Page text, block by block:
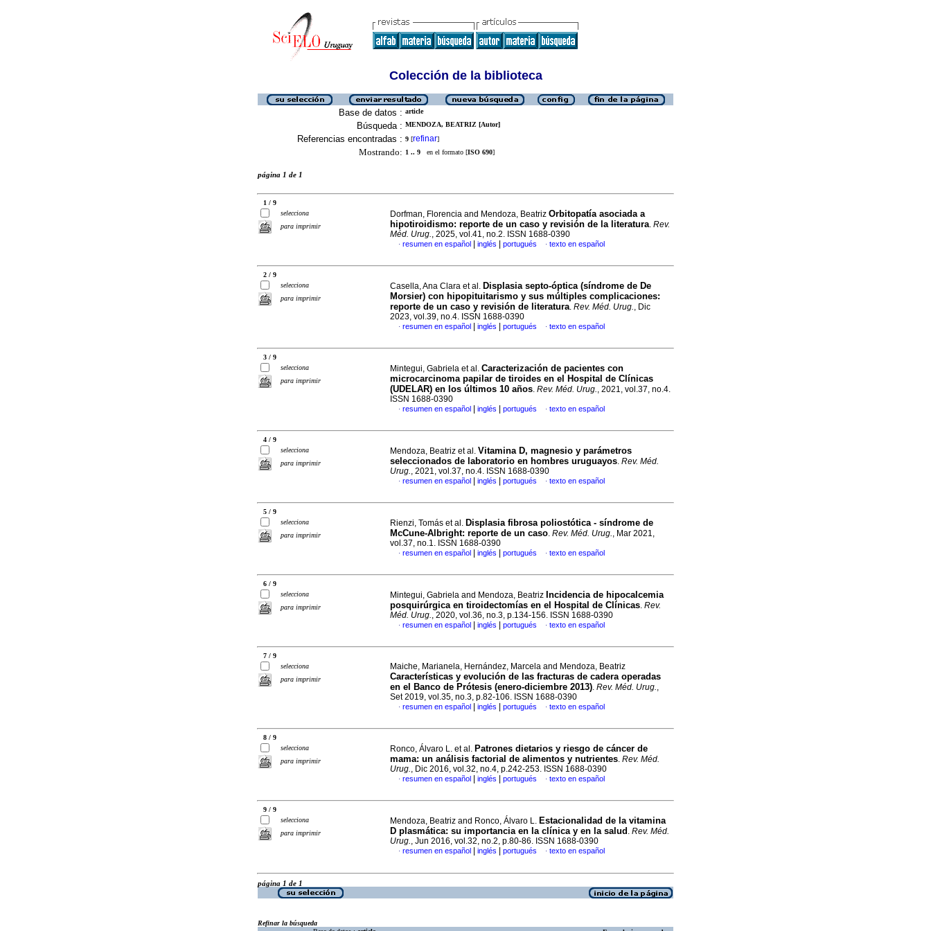
Colección de la biblioteca
Base de datos : article
Búsqueda : MENDOZA, BEATRIZ [Autor]
Referencias encontradas : 9 [refinar]
Mostrando: 1 .. 9 en el formato [ISO 690]
página 1 de 1
1 / 9
selecciona
para imprimir
Dorfman, Florencia and Mendoza, Beatriz Orbitopatía asociada a
hipotiroidismo: reporte de un caso y revisión de la literatura. Rev.
Méd. Urug., 2025, vol.41, no.2. ISSN 1688-0390
· resumen en español inglés portugués · texto en español
2 / 9
selecciona
para imprimir
Casella, Ana Clara et al. Displasia septo-óptica (síndrome de De
Morsier) con hipopituitarismo y sus múltiples complicaciones:
reporte de un caso y revisión de literatura. Rev. Méd. Urug., Dic
2023, vol.39, no.4. ISSN 1688-0390
· resumen en español inglés portugués · texto en español
3 / 9
selecciona
para imprimir
Mintegui, Gabriela et al. Caracterización de pacientes con
microcarcinoma papilar de tiroides en el Hospital de Clínicas
(UDELAR) en los últimos 10 años. Rev. Méd. Urug., 2021, vol.37, no.4.
ISSN 1688-0390
· resumen en español inglés portugués · texto en español
4 / 9
selecciona
para imprimir
Mendoza, Beatriz et al. Vitamina D, magnesio y parámetros
seleccionados de laboratorio en hombres uruguayos. Rev. Méd.
Urug., 2021, vol.37, no.4. ISSN 1688-0390
· resumen en español inglés portugués · texto en español
5 / 9
selecciona
para imprimir
Rienzi, Tomás et al. Displasia fibrosa poliostótica - síndrome de
McCune-Albright: reporte de un caso. Rev. Méd. Urug., Mar 2021,
vol.37, no.1. ISSN 1688-0390
· resumen en español inglés portugués · texto en español
6 / 9
selecciona
para imprimir
Mintegui, Gabriela and Mendoza, Beatriz Incidencia de hipocalcemia
posquirúrgica en tiroidectomías en el Hospital de Clínicas. Rev.
Méd. Urug., 2020, vol.36, no.3, p.134-156. ISSN 1688-0390
· resumen en español inglés portugués · texto en español
7 / 9
selecciona
para imprimir
Maiche, Marianela, Hernández, Marcela and Mendoza, Beatriz
Características y evolución de las fracturas de cadera operadas
en el Banco de Prótesis (enero-diciembre 2013). Rev. Méd. Urug.,
Set 2019, vol.35, no.3, p.82-106. ISSN 1688-0390
· resumen en español inglés portugués · texto en español
8 / 9
selecciona
para imprimir
Ronco, Álvaro L. et al. Patrones dietarios y riesgo de cáncer de
mama: un análisis factorial de alimentos y nutrientes. Rev. Méd.
Urug., Dic 2016, vol.32, no.4, p.242-253. ISSN 1688-0390
· resumen en español inglés portugués · texto en español
9 / 9
selecciona
para imprimir
Mendoza, Beatriz and Ronco, Álvaro L. Estacionalidad de la vitamina
D plasmática: su importancia en la clínica y en la salud . Rev. Méd.
Urug., Jun 2016, vol.32, no.2, p.80-86. ISSN 1688-0390
· resumen en español inglés portugués · texto en español
página 1 de 1
Refinar la búsqueda